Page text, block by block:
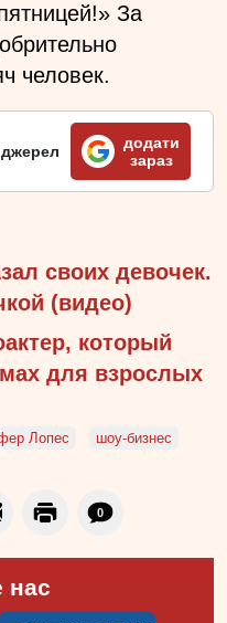
За
человек.
джерел
додати
зараз
своих девочек.
(видео)
который
для взрослых
Лопес шоу-бизнес
0
нас